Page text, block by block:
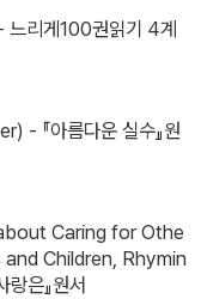
리게100권읽기 4계
『아름다운 실수』원
Caring for Othe
Children, Rhymin
은』원서